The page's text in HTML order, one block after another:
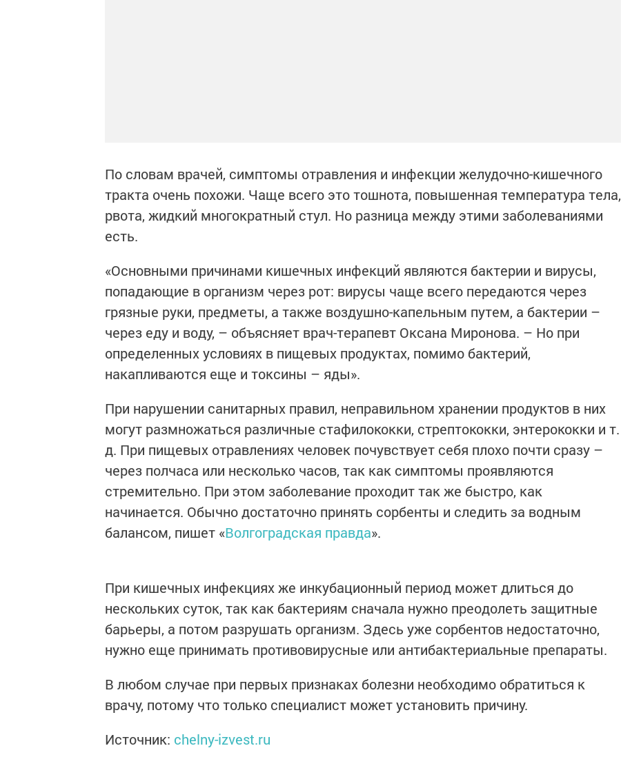
По словам врачей, симптомы отравления и инфекции желудочно-кишечного
тракта очень похожи. Чаще всего это тошнота, повышенная температура тела,
рвота, жидкий многократный стул. Но разница между этими заболеваниями
есть.
«Основными причинами кишечных инфекций являются бактерии и вирусы,
попадающие в организм через рот: вирусы чаще всего передаются через
грязные руки, предметы, а также воздушно-капельным путем, а бактерии –
через еду и воду, – объясняет врач-терапевт Оксана Миронова. – Но при
определенных условиях в пищевых продуктах, помимо бактерий,
накапливаются еще и токсины – яды».
При нарушении санитарных правил, неправильном хранении продуктов в них
могут размножаться различные стафилококки, стрептококки, энтерококки и т.
д. При пищевых отравлениях человек почувствует себя плохо почти сразу –
через полчаса или несколько часов, так как симптомы проявляются
стремительно. При этом заболевание проходит так же быстро, как
начинается. Обычно достаточно принять сорбенты и следить за водным
балансом, пишет «Волгоградская правда».
При кишечных инфекциях же инкубационный период может длиться до
нескольких суток, так как бактериям сначала нужно преодолеть защитные
барьеры, а потом разрушать организм. Здесь уже сорбентов недостаточно,
нужно еще принимать противовирусные или антибактериальные препараты.
В любом случае при первых признаках болезни необходимо обратиться к
врачу, потому что только специалист может установить причину.
Источник: chelny-izvest.ru